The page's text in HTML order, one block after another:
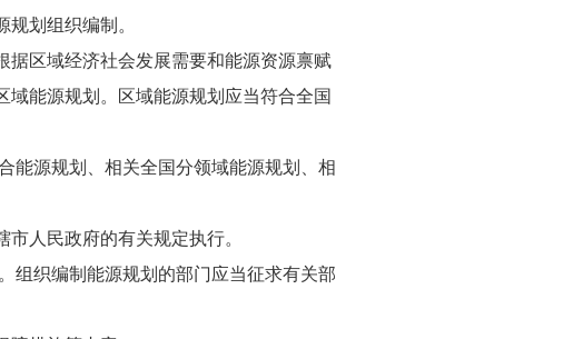
划组织编制。
区域经济社会发展需要和能源资源禀赋
能源规划。区域能源规划应当符合全国
能源规划、相关全国分领域能源规划、相
人民政府的有关规定执行。
组织编制能源规划的部门应当征求有关部